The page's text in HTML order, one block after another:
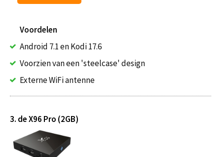
Voordelen
Android 7.1 en Kodi 17.6
Voorzien van een 'steelcase' design
Externe WiFi antenne
3. de X96 Pro (2GB)